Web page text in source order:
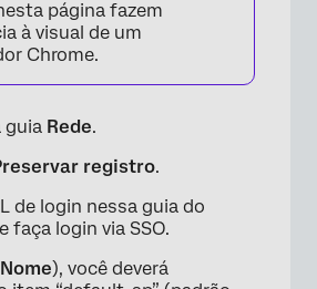
página fazem
à visual de um
Chrome.
guia Rede.
registro.
de login nessa guia do
faça login via SSO.
), você deverá